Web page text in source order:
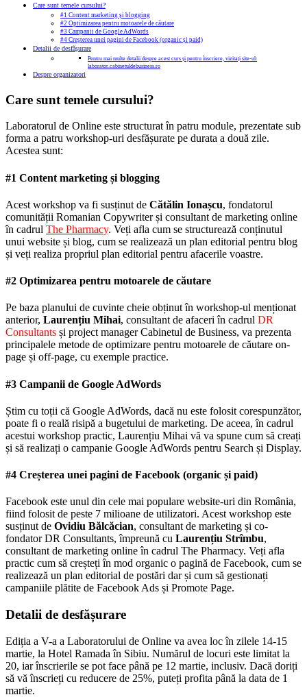
Care sunt temele cursului?
#1 Content marketing și blogging
#2 Optimizarea pentru motoarele de căutare
#3 Campanii de Google AdWords
#4 Creșterea unei pagini de Facebook (organic și paid)
Detalii de desfășurare
Pentru mai multe detalii despre acest curs și pentru înscriere, vizitați site-ul:
laborator.cabinetuldebusiness.ro
Despre organizatori
Care sunt temele cursului?
Laboratorul de Online este structurat în patru module, prezentate sub
forma a patru workshop-uri desfășurate pe durata a două zile.
Acestea sunt:
#1 Content marketing și blogging
Acest workshop va fi susținut de Cătălin Ionașcu, fondatorul
comunității Romanian Copywriter și consultant de marketing online
în cadrul The Pharmacy. Veți afla cum se structurează conținutul
unui website și blog, cum se realizează un plan editorial pentru blog
și veți realiza propriul plan editorial pentru afacerile voastre.
#2 Optimizarea pentru motoarele de căutare
Pe baza planului de cuvinte cheie obținut în workshop-ul menționat
anterior, Laurențiu Mihai, consultant de afaceri în cadrul DR
Consultants și project manager Cabinetul de Business, va prezenta
principalele metode de optimizare pentru motoarele de căutare on-
page și off-page, cu exemple practice.
#3 Campanii de Google AdWords
Știm cu toții că Google AdWords, dacă nu este folosit corespunzător,
poate fi o reală risipă a bugetului de marketing. De aceea, în cadrul
acestui workshop practic, Laurențiu Mihai vă va spune cum să creați
și să realizați o campanie Google AdWords pentru Search și Display.
#4 Creșterea unei pagini de Facebook (organic și paid)
Facebook este unul din cele mai populare website-uri din România,
fiind folosit de peste 7 milioane de utilizatori. Acest workshop este
susținut de Ovidiu Bălcăcian, consultant de marketing și co-
fondator DR Consultants, împreună cu Laurențiu Strîmbu,
consultant de marketing online în cadrul The Pharmacy. Veți afla
practic cum să creșteți în mod organic o pagină de Facebook, cum se
realizează un plan editorial de postări dar și cum să gestionați
campaniile plătite de Facebook Ads și Promote Page.
Detalii de desfășurare
Ediția a V-a a Laboratorului de Online va avea loc în zilele 14-15
martie, la Hotel Ramada în Sibiu. Numărul de locuri este limitat la
20, iar înscrierile se pot face până pe 12 martie, inclusiv. Dacă doriți
să vă înscrieți cu reducere de 25%, puteți profita până la data de 1
martie.